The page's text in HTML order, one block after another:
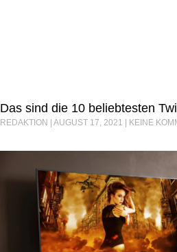
Das sind die 10 beliebtesten
REDAKTION AUGUST 17, 2021 KEINE